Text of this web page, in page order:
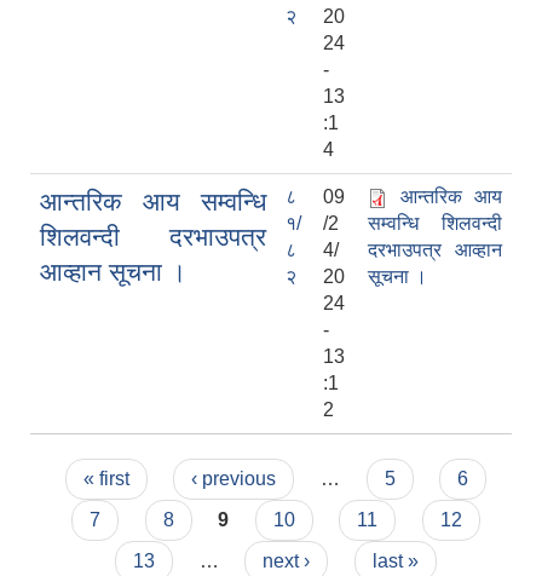
२
20
24
-
13
:1
4
आन्तरिक आय सम्वन्धि
शिलवन्दी दरभाउपत्र
आव्हान सूचना ।
८
१/
८
२
09
/2
4/
20
24
-
13
:1
2
आन्तरिक आय
सम्वन्धि शिलवन्दी
दरभाउपत्र आव्हान
सूचना ।
Pages
« first ‹ previous … 5
6
7
8 9 10 11
12
13
… next › last »